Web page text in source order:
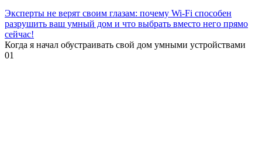
Эксперты не верят своим глазам: почему Wi-Fi способен
разрушить ваш умный дом и что выбрать вместо него прямо
сейчас!
Когда я начал обустраивать свой дом умными устройствами
01